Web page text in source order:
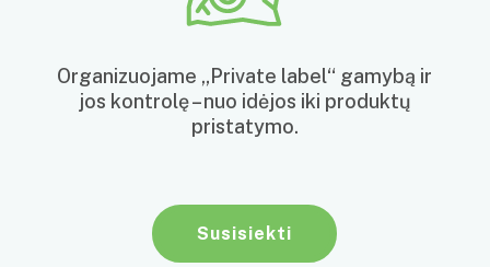
Organizuojame „Private label“ gamybą ir
jos kontrolę – nuo idėjos iki produktų
pristatymo.
Susisiekti